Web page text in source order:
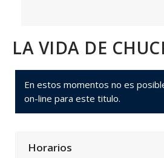
LA VIDA DE
En estos momentos no es
on-line para este titulo.
Horarios